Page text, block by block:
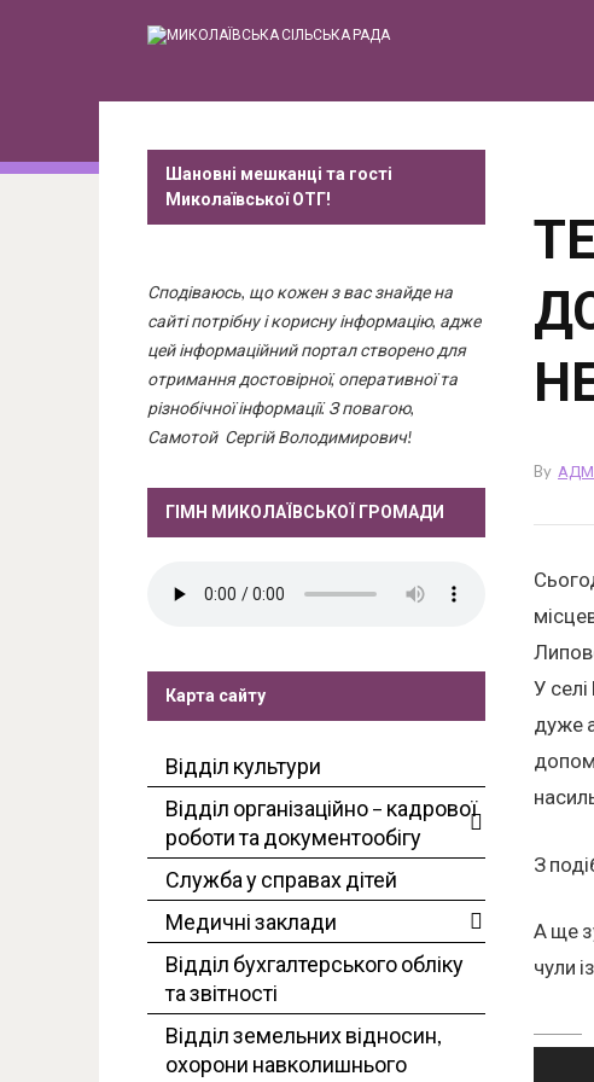
By
У
дуже
З
А ще
чули
Шановні мешканці та гості
Миколаївської ОТГ!
Сподіваюсь, що кожен з вас знайде на
сайті потрібну і корисну інформацію, адже
цей інформаційний портал створено для
отримання достовірної, оперативної та
різнобічної інформації. З повагою,
Самотой Сергій Володимирович!
ГІМН МИКОЛАЇВСЬКОЇ ГРОМАДИ
Карта сайту
Відділ культури
Відділ організаційно – кадрової
роботи та документообігу
Служба у справах дітей
Медичні заклади
Відділ бухгалтерського обліку
та звітності
Відділ земельних відносин,
охорони навколишнього